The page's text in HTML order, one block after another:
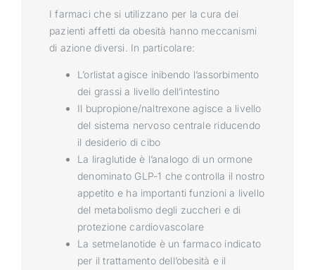
I farmaci che si utilizzano per la cura dei
pazienti affetti da obesità hanno meccanismi
di azione diversi. In particolare:
L’orlistat agisce inibendo l’assorbimento
dei grassi a livello dell’intestino
Il bupropione/naltrexone agisce a livello
del sistema nervoso centrale riducendo
il desiderio di cibo
La liraglutide è l’analogo di un ormone
denominato GLP-1 che controlla il nostro
appetito e ha importanti funzioni a livello
del metabolismo degli zuccheri e di
protezione cardiovascolare
La setmelanotide è un farmaco indicato
per il trattamento dell’obesità e il